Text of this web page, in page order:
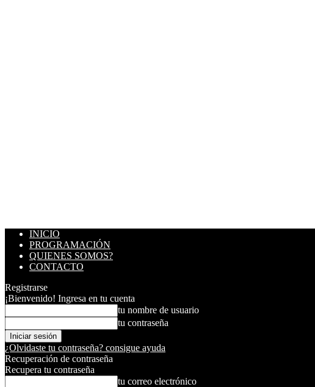
INICIO
PROGRAMACIÓN
QUIENES SOMOS?
CONTACTO
Registrarse
¡Bienvenido! Ingresa en tu cuenta
tu nombre de usuario
tu contraseña
¿Olvidaste tu contraseña? consigue ayuda
Recuperación de contraseña
Recupera tu contraseña
tu correo electrónico